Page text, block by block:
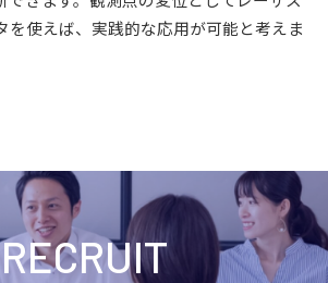
を使えば、実践的な応用が可能と考えま
RECRUIT